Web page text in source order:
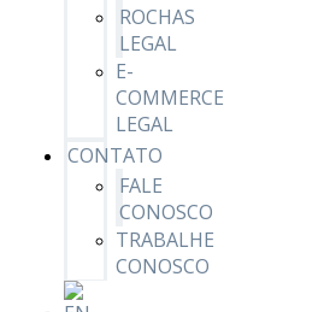
ROCHAS
LEGAL
E-
COMMERCE
LEGAL
CONTATO
FALE
CONOSCO
TRABALHE
CONOSCO